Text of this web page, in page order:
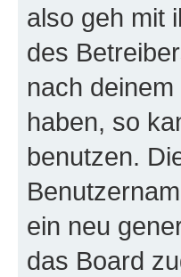
also geh mit
des
nach
haben, so
benutzen.
ein neu
das Board